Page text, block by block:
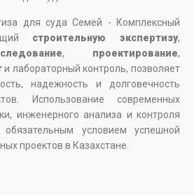
для суда Семей - Комплексный
строительную экспертизу,
, проектирование,
и лабораторный контроль, позволяет
надежность и долговечность
Использование современных
инженерного анализа и контроля
обязательным условием успешной
проектов в Казахстане.